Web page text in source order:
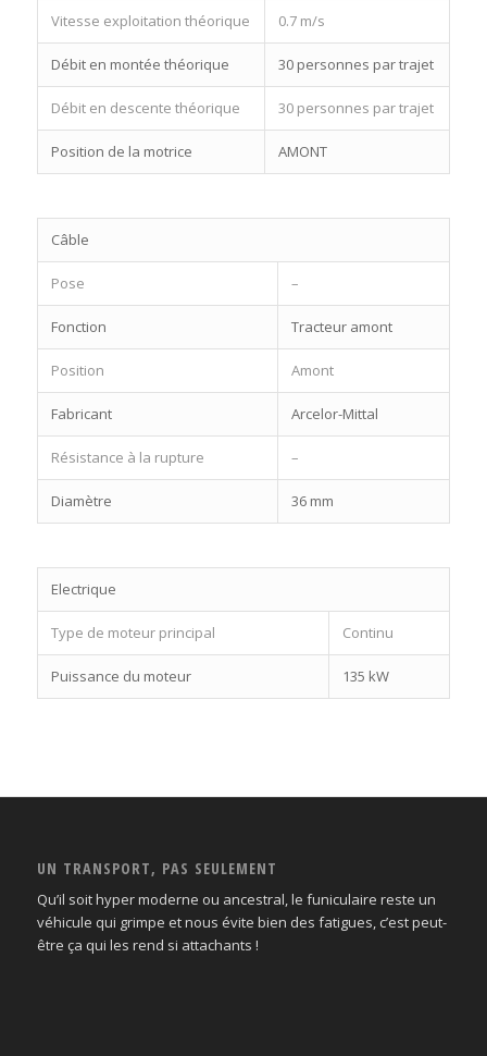
Vitesse exploitation théorique 0.7 m/s
Débit en montée théorique 30 personnes par trajet
Débit en descente théorique 30 personnes par trajet
Position de la motrice AMONT
Câble
Pose –
Fonction Tracteur amont
Position Amont
Fabricant Arcelor-Mittal
Résistance à la rupture –
Diamètre 36 mm
Electrique
Type de moteur principal Continu
Puissance du moteur 135 kW
UN TRANSPORT, PAS SEULEMENT
Qu’il soit hyper moderne ou ancestral, le funiculaire reste un
véhicule qui grimpe et nous évite bien des fatigues, c’est peut-
être ça qui les rend si attachants !